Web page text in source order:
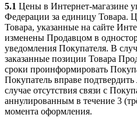
5.1 Цены в Интернет-магазине
Федерации за единицу Товара.
Товара, указанные на сайте
изменены Продавцом в
уведомления Покупателя. В
заказанные позиции Товара
сроки проинформировать
Покупатель вправе
случае отсутствия связи с
аннулированным в течение 3
момента оформления.